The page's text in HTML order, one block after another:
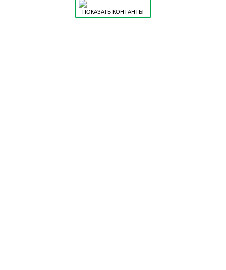
ПОКАЗАТЬ КОНТАНТЫ